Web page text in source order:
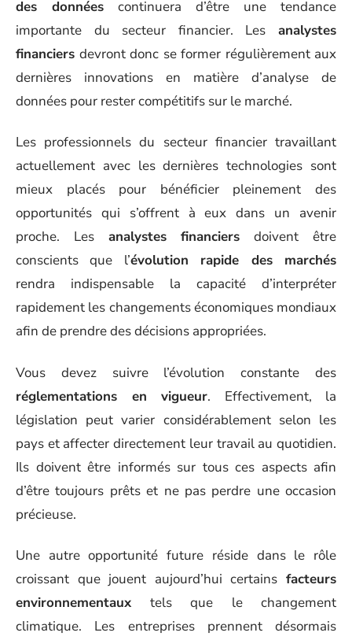
des données continuera d’être une tendance
importante du secteur financier. Les analystes
financiers devront donc se former régulièrement aux
dernières innovations en matière d’analyse de
données pour rester compétitifs sur le marché.
Les professionnels du secteur financier travaillant
actuellement avec les dernières technologies sont
mieux placés pour bénéficier pleinement des
opportunités qui s’offrent à eux dans un avenir
proche. Les analystes financiers doivent être
conscients que l’évolution rapide des marchés
rendra indispensable la capacité d’interpréter
rapidement les changements économiques mondiaux
afin de prendre des décisions appropriées.
Vous devez suivre l’évolution constante des
réglementations en vigueur. Effectivement, la
législation peut varier considérablement selon les
pays et affecter directement leur travail au quotidien.
Ils doivent être informés sur tous ces aspects afin
d’être toujours prêts et ne pas perdre une occasion
précieuse.
Une autre opportunité future réside dans le rôle
croissant que jouent aujourd’hui certains facteurs
environnementaux tels que le changement
climatique. Les entreprises prennent désormais